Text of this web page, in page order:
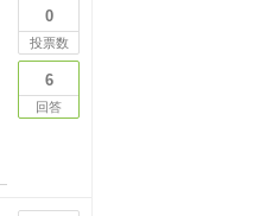
0
投票数
6
回答